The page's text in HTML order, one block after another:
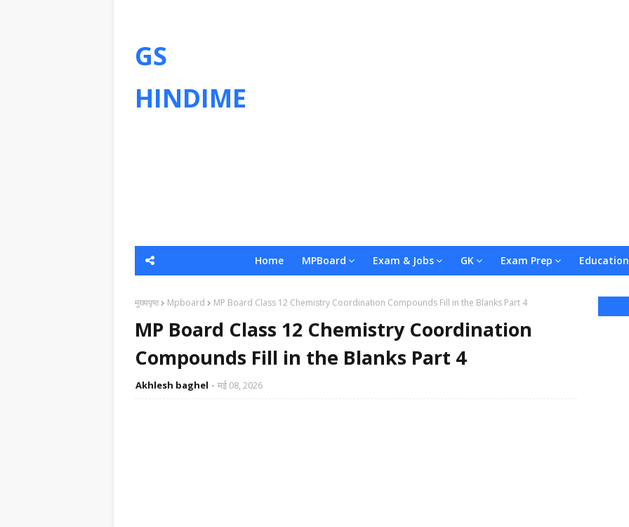
GS
HINDIME
Home MPBoard Exam & Jobs GK Exam Prep Education
मुख्यपृष्ठ Mpboard MP Board Class 12 Chemistry Coordination Compounds Fill in the Blanks Part 4
MP Board Class 12 Chemistry Coordination
Compounds Fill in the Blanks Part 4
Akhlesh baghel मई 08, 2026